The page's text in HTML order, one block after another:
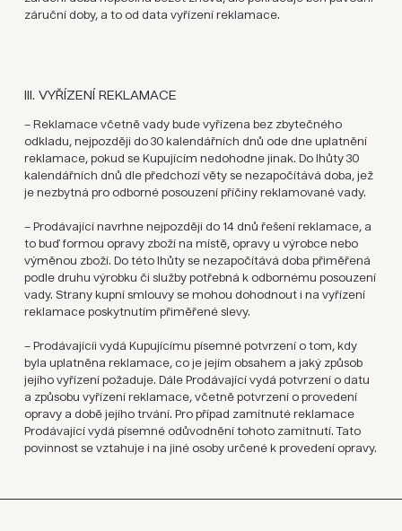
záruční doby, a to od data vyřízení reklamace.
III. VYŘÍZENÍ REKLAMACE
– Reklamace včetně vady bude vyřízena bez zbytečného
odkladu, nejpozději do 30 kalendářních dnů ode dne uplatnění
reklamace, pokud se Kupujícím nedohodne jinak. Do lhůty 30
kalendářních dnů dle předchozí věty se nezapočítává doba, jež
je nezbytná pro odborné posouzení příčiny reklamované vady.
– Prodávající navrhne nejpozději do 14 dnů řešení reklamace, a
to buď formou opravy zboží na místě, opravy u výrobce nebo
výměnou zboží. Do této lhůty se nezapočítává doba přiměřená
podle druhu výrobku či služby potřebná k odbornému posouzení
vady. Strany kupní smlouvy se mohou dohodnout i na vyřízení
reklamace poskytnutím přiměřené slevy.
– Prodávajícíi vydá Kupujícímu písemné potvrzení o tom, kdy
byla uplatněna reklamace, co je jejím obsahem a jaký způsob
jejího vyřízení požaduje. Dále Prodávající vydá potvrzení o datu
a způsobu vyřízení reklamace, včetně potvrzení o provedení
opravy a době jejího trvání. Pro případ zamítnuté reklamace
Prodávající vydá písemné odůvodnění tohoto zamítnutí. Tato
povinnost se vztahuje i na jiné osoby určené k provedení opravy.